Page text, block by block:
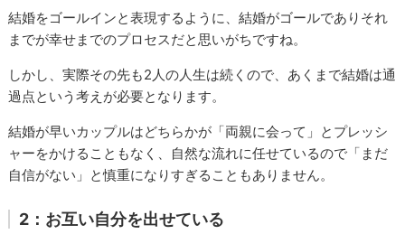
結婚をゴールインと表現するように、結婚がゴールでありそれ
までが幸せまでのプロセスだと思いがちですね。
しかし、実際その先も2人の人生は続くので、あくまで結婚は通
過点という考えが必要となります。
結婚が早いカップルはどちらかが「両親に会って」とプレッシ
ャーをかけることもなく、自然な流れに任せているので「まだ
自信がない」と慎重になりすぎることもありません。
2：お互い自分を出せている